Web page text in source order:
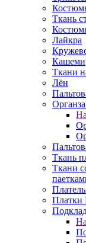
Ткань
Лайкра
Ткани
Лён
Ткань
Ткани